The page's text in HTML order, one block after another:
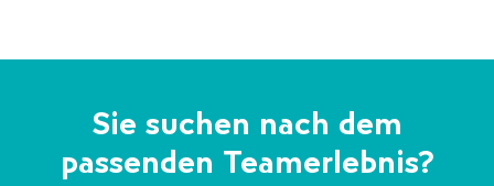
e
i
u
f
u
f
e
i
Sie suchen nach dem
passenden Teamerlebnis?